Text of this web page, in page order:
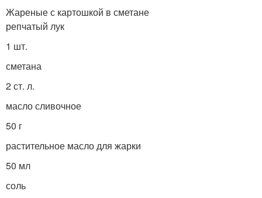
Жареные с картошкой в сметане
репчатый лук
1 шт.
сметана
2 ст. л.
масло сливочное
50 г
растительное масло для жарки
50 мл
соль